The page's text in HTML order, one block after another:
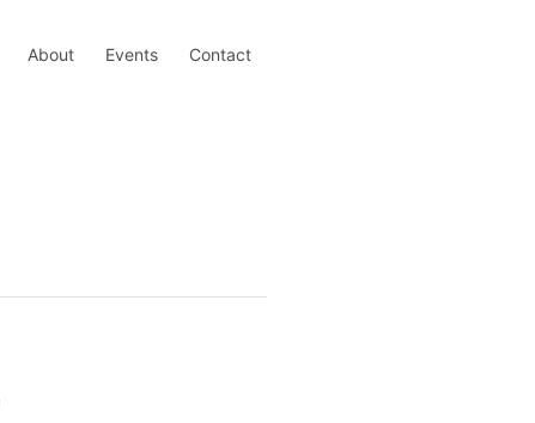
About Events Contact